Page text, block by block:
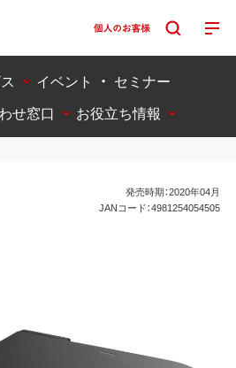
イベント ・ セミナー
せ窓口
お役立ち情報
発売時期：2020年04月
JANコード：4981254054505